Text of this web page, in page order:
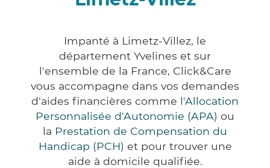
Impanté à Limetz-Villez, le
département Yvelines et sur
l'ensemble de la France, Click&Care
vous accompagne dans vos demandes
d'aides financières comme l'Allocation
Personnalisée d'Autonomie (APA) ou
la Prestation de Compensation du
Handicap (PCH) et pour trouver une
aide à domicile qualifiée.